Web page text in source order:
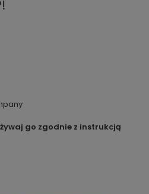
go zgodnie z instrukcją